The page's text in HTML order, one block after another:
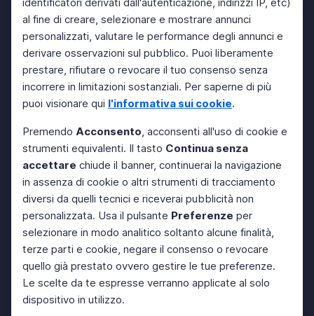
al fine di creare, selezionare e mostrare annunci
personalizzati, valutare le performance degli annunci e
derivare osservazioni sul pubblico. Puoi liberamente
prestare, rifiutare o revocare il tuo consenso senza
incorrere in limitazioni sostanziali. Per saperne di più
puoi visionare qui l'informativa sui cookie.
Premendo Acconsento, acconsenti all'uso di cookie e
strumenti equivalenti. Il tasto Continua senza
accettare chiude il banner, continuerai la navigazione
in assenza di cookie o altri strumenti di tracciamento
diversi da quelli tecnici e riceverai pubblicità non
personalizzata. Usa il pulsante Preferenze per
selezionare in modo analitico soltanto alcune finalità,
terze parti e cookie, negare il consenso o revocare
quello già prestato ovvero gestire le tue preferenze.
Le scelte da te espresse verranno applicate al solo
dispositivo in utilizzo.